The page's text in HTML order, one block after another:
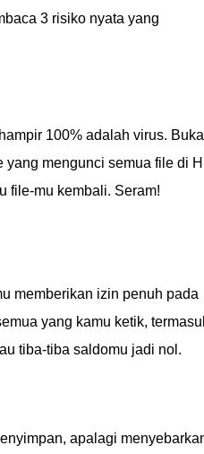
3 risiko nyata yang
100% adalah virus.
yang mengunci semua file di
file-mu kembali. Seram!
memberikan izin penuh pada
yang kamu ketik,
tiba-tiba saldomu jadi nol.
apalagi